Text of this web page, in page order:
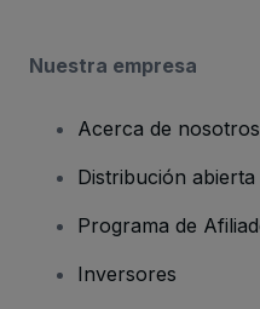
Nuestra empresa
Acerca de nosotros
Distribución abierta
Programa de
Inversores